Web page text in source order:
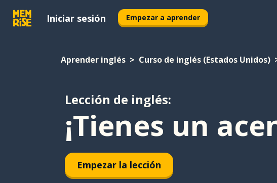
Iniciar sesión Empezar a aprender
Aprender inglés Curso de inglés (Estados Unidos)
Lección de inglés:
¡Tienes un
Empezar la lección